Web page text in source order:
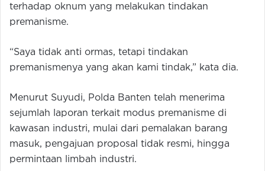
terhadap oknum yang melakukan tindakan
premanisme.
“Saya tidak anti ormas, tetapi tindakan
premanismenya yang akan kami tindak,” kata dia.
Menurut Suyudi, Polda Banten telah menerima
sejumlah laporan terkait modus premanisme di
kawasan industri, mulai dari pemalakan barang
masuk, pengajuan proposal tidak resmi, hingga
permintaan limbah industri.